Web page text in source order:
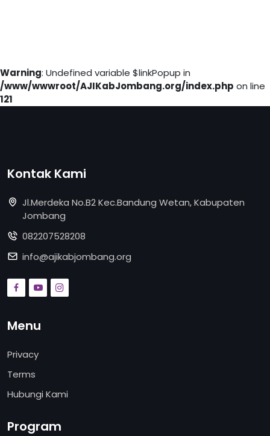
Warning: Undefined variable $linkPopup in
/www/wwwroot/AJIKabJombang.org/index.php on line
121
Kontak Kami
Jl.Merdeka No.B2 Kec.Bandung Wetan, Kabupaten
Jombang
082207528208
info@ajikabjombang.org
Menu
Privacy
Terms
Hubungi Kami
Program